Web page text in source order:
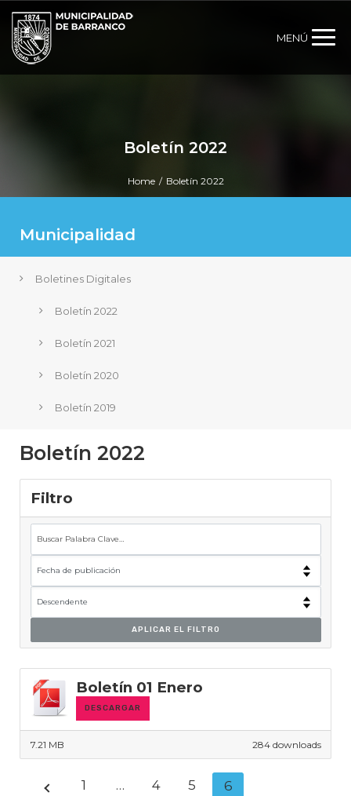
MENÚ
Boletín 2022
Home / Boletín 2022
Municipalidad
Boletines Digitales
Boletín 2022
Boletín 2021
Boletín 2020
Boletín 2019
Boletín 2022
Filtro
APLICAR EL FILTRO
Boletín 01 Enero
DESCARGAR
284 downloads
7.21 MB
1 … 4 5 6